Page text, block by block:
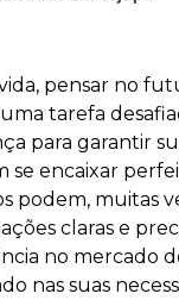
pensar no
tarefa
para garantir
se encaixar
podem, muitas
claras e
no mercado
nas suas